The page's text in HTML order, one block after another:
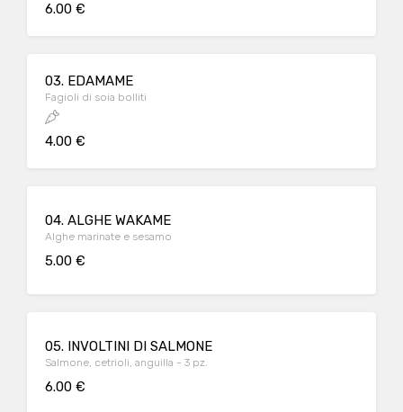
6.00 €
03. EDAMAME
Fagioli di soia bolliti
4.00 €
04. ALGHE WAKAME
Alghe marinate e sesamo
5.00 €
05. INVOLTINI DI SALMONE
Salmone, cetrioli, anguilla - 3 pz.
6.00 €